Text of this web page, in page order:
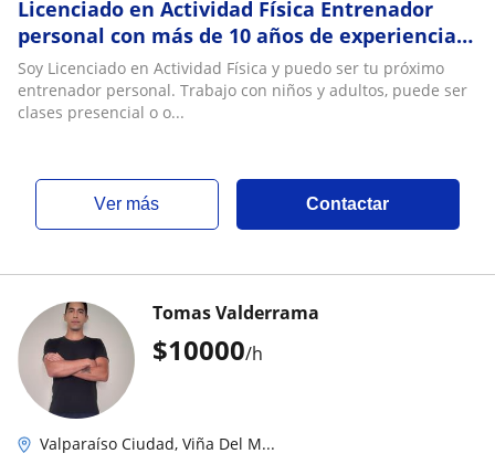
Licenciado en Actividad Física Entrenador
personal con más de 10 años de experiencia
trabajando con niños y adultos
Soy Licenciado en Actividad Física y puedo ser tu próximo
entrenador personal. Trabajo con niños y adultos, puede ser
clases presencial o o...
ver más Contactar
$10000/h
Tomas Valderrama
Valparaíso Ciudad, Viña Del M...